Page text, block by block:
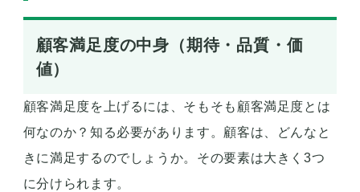
顧客満足度の中身（期待・品質・価
値）
顧客満足度を上げるには、そもそも顧客満足度とは
何なのか？知る必要があります。顧客は、どんなと
きに満足するのでしょうか。その要素は大きく3つ
に分けられます。